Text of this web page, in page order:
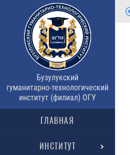
Бузулукский
гуманитарно-технологический
институт (филиал) ОГУ
ГЛАВНАЯ
ИНСТИТУТ